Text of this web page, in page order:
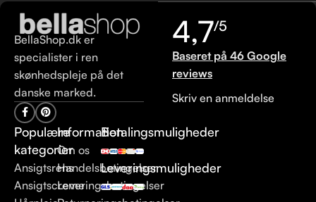
BellaShop.dk er
specialister i ren
skønhedspleje på det
danske marked.
Populære
kategorier
Ansigtsrens
Ansigtscreme
Information
Om os
Handelsbetingelser
Leveringsbetingelser
Betalingsmuligheder
Leveringsmuligheder
4,7/5
Baseret på 46 Google
reviews
Skriv en anmeldelse